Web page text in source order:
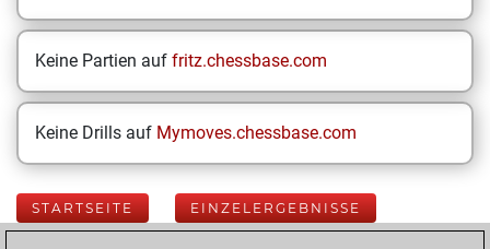
Keine Partien auf fritz.chessbase.com
Keine Drills auf Mymoves.chessbase.com
STARTSEITE EINZELERGEBNISSE